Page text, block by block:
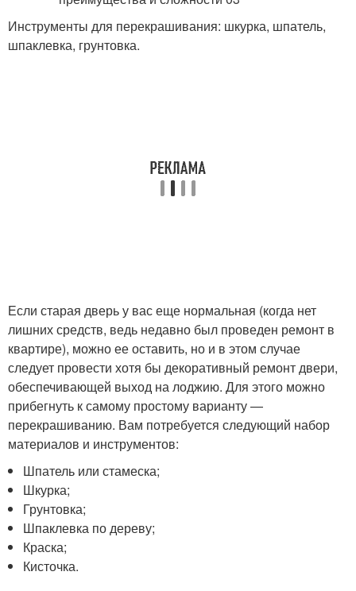
Инструменты для перекрашивания: шкурка, шпатель,
шпаклевка, грунтовка.
Если старая дверь у вас еще нормальная (когда нет
лишних средств, ведь недавно был проведен ремонт в
квартире), можно ее оставить, но и в этом случае
следует провести хотя бы декоративный ремонт двери,
обеспечивающей выход на лоджию. Для этого можно
прибегнуть к самому простому варианту —
перекрашиванию. Вам потребуется следующий набор
материалов и инструментов:
Шпатель или стамеска;
Шкурка;
Грунтовка;
Шпаклевка по дереву;
Краска;
Кисточка.